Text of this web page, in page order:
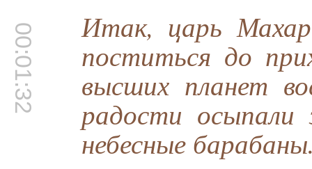
00:01:32 Итак, царь
поститься до
высших планет
радости
небесные